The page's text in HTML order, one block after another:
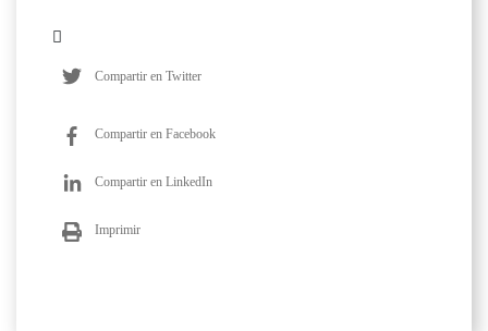
Compartir en Twitter
Compartir en Facebook
Compartir en LinkedIn
Imprimir